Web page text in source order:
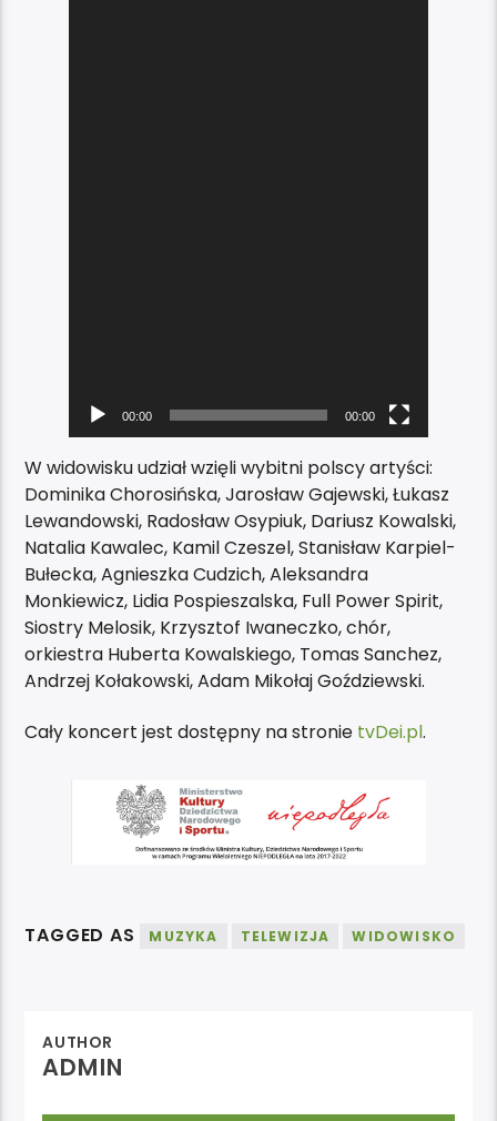
00:00 00:00
W widowisku udział wzięli wybitni polscy artyści:
Dominika Chorosińska, Jarosław Gajewski, Łukasz
Lewandowski, Radosław Osypiuk, Dariusz Kowalski,
Natalia Kawalec, Kamil Czeszel, Stanisław Karpiel-
Bułecka, Agnieszka Cudzich, Aleksandra
Monkiewicz, Lidia Pospieszalska, Full Power Spirit,
Siostry Melosik, Krzysztof Iwaneczko, chór,
orkiestra Huberta Kowalskiego, Tomas Sanchez,
Andrzej Kołakowski, Adam Mikołaj Goździewski.
Cały koncert jest dostępny na stronie tvDei.pl.
TAGGED AS MUZYKA TELEWIZJA WIDOWISKO
AUTHOR
ADMIN